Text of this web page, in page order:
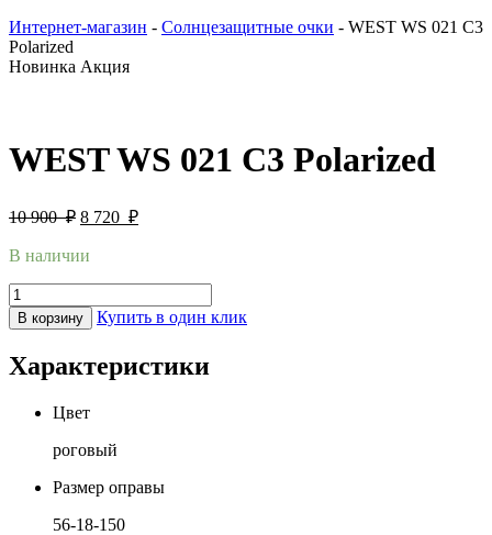
Интернет-магазин - Солнцезащитные очки - WEST WS 021 C3
Polarized
Новинка Акция
WEST WS 021 C3 Polarized
10 900₽ 8 720 ₽
В наличии
В корзину Купить в один клик
Характеристики
Цвет
роговый
Размер оправы
56-18-150